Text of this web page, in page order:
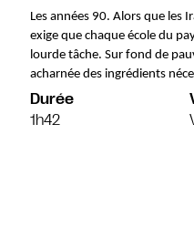
Les années 90. Alors que les
exige que chaque école du
lourde tâche. Sur fond de
acharnée des ingrédients
Durée
1h42